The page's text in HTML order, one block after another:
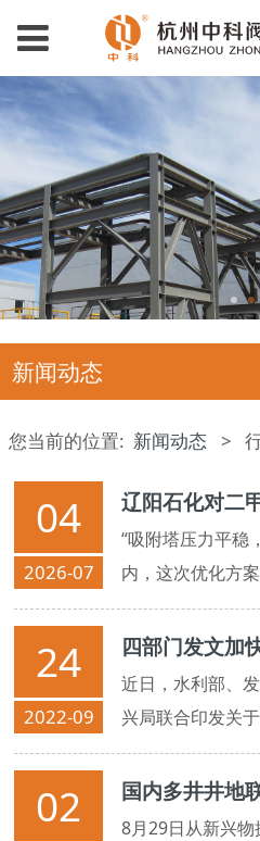
新闻动态
您当前的位置: 新闻动态 >
04
2026-07
辽阳石化对二
“吸附塔压力平稳
内，这次优化方
石化芳烃联合装
馈参数。前4个月
方向，对二甲苯
4.1%，刷新了近
24
2022-09
近日，水利部、
兴局联合印发关
程建设的通知，
02 国内多井井地
8月29日从新兴